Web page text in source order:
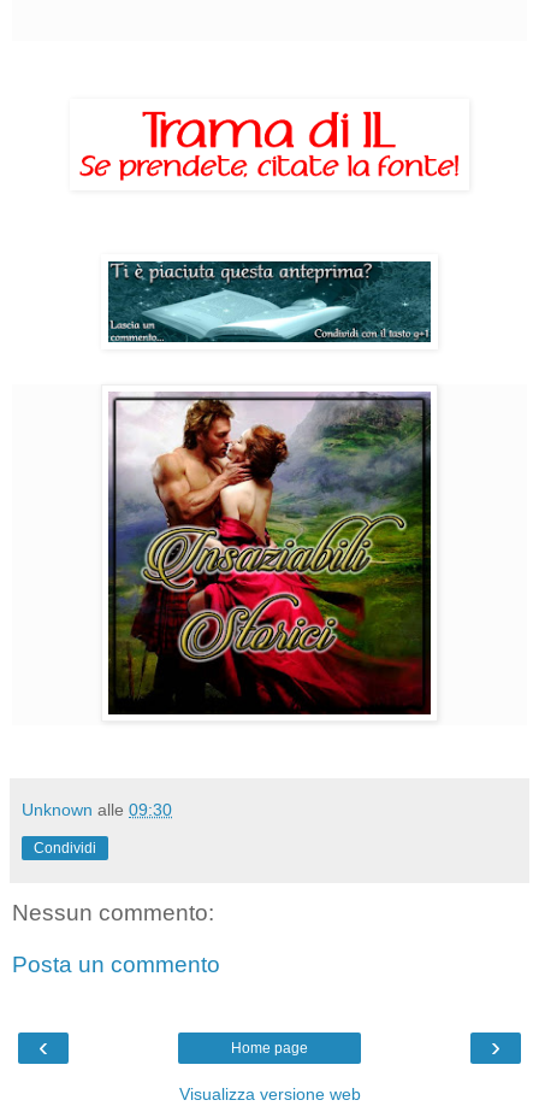
Unknown alle 09:30
Condividi
Nessun commento:
Posta un commento
‹ ›
Home page
Visualizza versione web